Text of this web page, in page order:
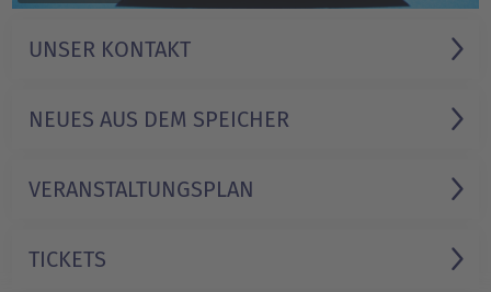
UNSER KONTAKT
NEUES AUS DEM SPEICHER
VERANSTALTUNGS­PLAN
TICKETS